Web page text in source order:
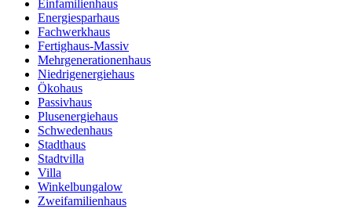
Einfamilienhaus
Energiesparhaus
Fachwerkhaus
Fertighaus-Massiv
Mehrgenerationenhaus
Niedrigenergiehaus
Ökohaus
Passivhaus
Plusenergiehaus
Schwedenhaus
Stadthaus
Stadtvilla
Villa
Winkelbungalow
Zweifamilienhaus